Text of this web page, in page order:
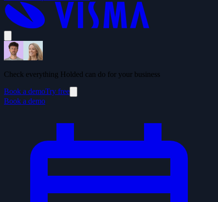
Check everything Holded can do for your business
Book a demoTry free
Book a demo